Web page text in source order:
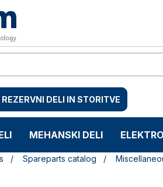
REZERVNI DELI IN STORITVE
MEHANSKI DELI
Spareparts catalog